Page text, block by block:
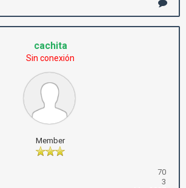
cachita
Sin conexión
Member
70
3